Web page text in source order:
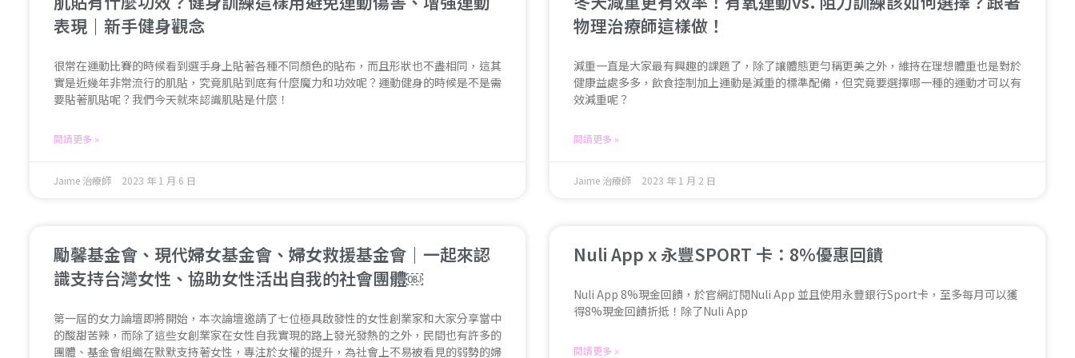
表現｜新手健身觀念
很常在運動比賽的時候看到選手身上貼著各種不同顏色的貼布，而且形狀也不盡相同，這其
實是近幾年非常流行的肌貼，究竟肌貼到底有什麼魔力和功效呢？運動健身的時候是不是需
要貼著肌貼呢？我們今天就來認識肌貼是什麼！
閱讀更多 »
Jaime 治療師 2023 年 1 月 6 日
物理治療師這樣做！
減重一直是大家最有興趣的課題了，除了讓體態更勻稱更美之外，維持在理想體重也是對於
健康益處多多，飲食控制加上運動是減重的標準配備，但究竟要選擇哪一種的運動才可以有
效減重呢？
閱讀更多 »
Jaime 治療師 2023 年 1 月 2 日
勵馨基金會、現代婦女基金會、婦女救援基金會｜一起來認
識支持台灣女性、協助女性活出自我的社會團體￼
第一屆的女力論壇即將開始，本次論壇邀請了七位極具啟發性的女性創業家和大家分享當中
的酸甜苦辣，而除了這些女創業家在女性自我實現的路上發光發熱的之外，民間也有許多的
團體、基金會組織在默默支持著女性，專注於女權的提升，為社會上不易被看見的弱勢的婦
Nuli App x 永豐SPORT 卡：8%優惠回饋
Nuli App 8%現金回饋，於官網訂閱Nuli App 並且使用永豐銀行Sport卡，至多每月可以獲
得8%現金回饋折抵！除了Nuli App
閱讀更多 »